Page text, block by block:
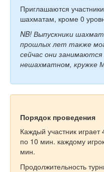
Приглашаются
шахматам, кроме 0
NB! Выпускники
прошлых лет также
сейчас они
нешахматном, кружке
Порядок проведения
Каждый участник
по 10 мин. каждому
мин.
Продолжительность